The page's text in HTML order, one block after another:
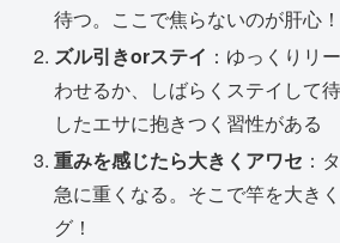
待つ。ここで焦らないのが肝心！
ズル引きorステイ ：ゆっくりリ
わせるか、しばらくステイして
したエサに抱きつく習性がある
重みを感じたら大きくアワセ ：
急に重くなる。そこで竿を大き
グ！